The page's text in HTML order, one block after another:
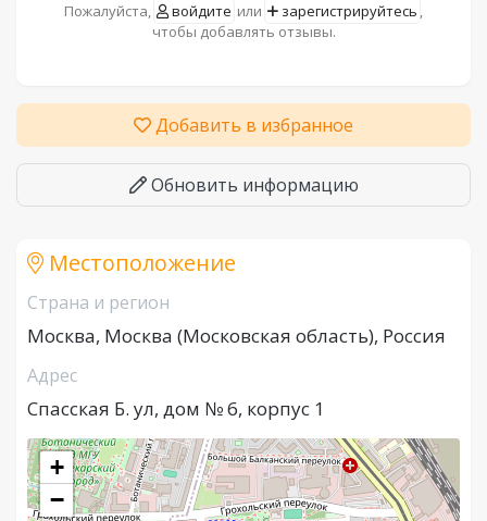
Пожалуйста, войдите или зарегистрируйтесь ,
чтобы добавлять отзывы.
Добавить в избранное
Обновить информацию
Местоположение
Страна и регион
Москва, Москва (Московская область), Россия
Адрес
Спасская Б. ул, дом № 6, корпус 1
+
−